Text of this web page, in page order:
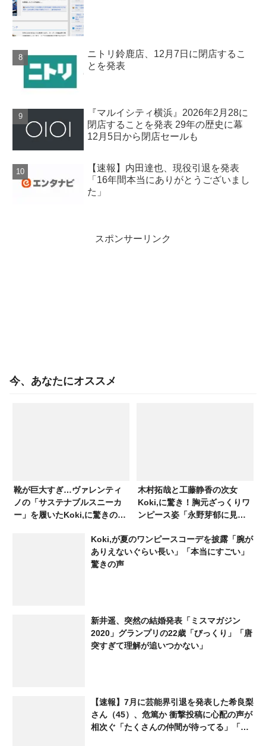
ニトリ鈴鹿店、12月7日に閉店するこ
とを発表
『マルイシティ横浜』2026年2月28に
閉店することを発表 29年の歴史に幕
12月5日から閉店セールも
【速報】内田達也、現役引退を発表
「16年間本当にありがとうございまし
た」
スポンサーリンク
今、あなたにオススメ
靴が巨大すぎ…ヴァレンティ
ノの「サステナブルスニーカ
ー」を履いたKoki,に驚きの声
木村拓哉と工藤静香の次女
Koki,に驚き！胸元ざっくりワ
ンピース姿「永野芽郁に見え
いて…」
Koki,が夏のワンピースコーデを披露「腕が
ありえないぐらい長い」「本当にすごい」
驚きの声
新井遥、突然の結婚発表「ミスマガジン
2020」グランプリの22歳「びっくり」「唐
突すぎて理解が追いつかない」
【速報】7月に芸能界引退を発表した希良梨
さん（45）、危篤か 衝撃投稿に心配の声が
相次ぐ「たくさんの仲間が待ってる」「帰